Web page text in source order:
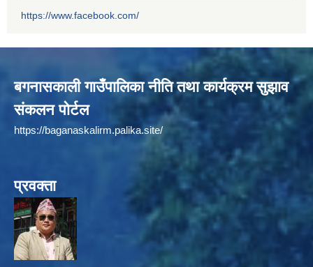
https://www.facebook.com/
बगनासकाली गाउँपालिका नीति तथा कार्यक्रम सुझाव
संकलन पोर्टल
https://baganaskalirm.palika.site/
प्रवक्ता